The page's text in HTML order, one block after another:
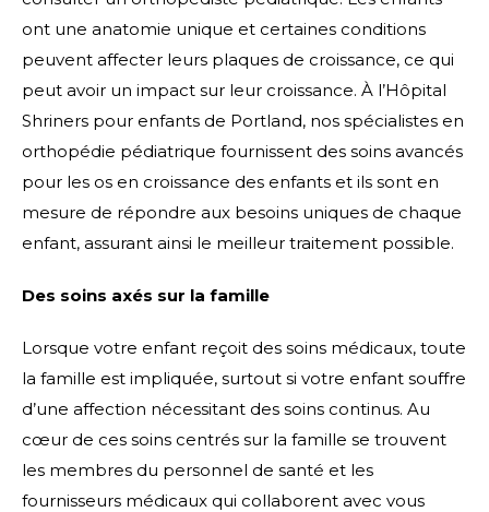
ont une anatomie unique et certaines conditions
peuvent affecter leurs plaques de croissance, ce qui
peut avoir un impact sur leur croissance. À l’Hôpital
Shriners pour enfants de Portland, nos spécialistes en
orthopédie pédiatrique fournissent des soins avancés
pour les os en croissance des enfants et ils sont en
mesure de répondre aux besoins uniques de chaque
enfant, assurant ainsi le meilleur traitement possible.
Des soins axés sur la famille
Lorsque votre enfant reçoit des soins médicaux, toute
la famille est impliquée, surtout si votre enfant souffre
d’une affection nécessitant des soins continus. Au
cœur de ces soins centrés sur la famille se trouvent
les membres du personnel de santé et les
fournisseurs médicaux qui collaborent avec vous